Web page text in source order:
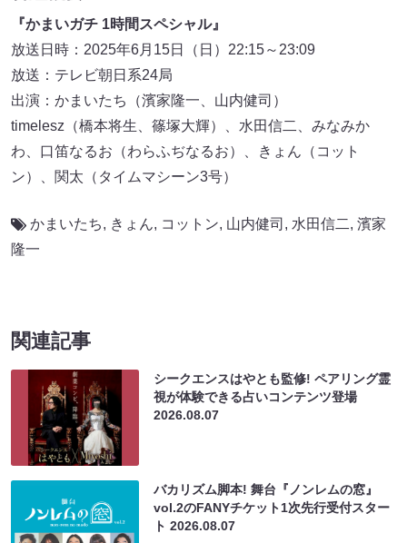
『かまいガチ 1時間スペシャル』
放送日時：2025年6月15日（日）22:15～23:09
放送：テレビ朝日系24局
出演：かまいたち（濱家隆一、山内健司）
timelesz（橋本将生、篠塚大輝）、水田信二、みなみか
わ、口笛なるお（わらふぢなるお）、きょん（コット
ン）、関太（タイムマシーン3号）
かまいたち, きょん, コットン, 山内健司 , 水田信二, 濱家
隆一
関連記事
シークエンスはやとも監修! ペアリング霊
視が体験できる占いコンテンツ登場
2026.08.07
バカリズム脚本! 舞台『ノンレムの窓』
vol.2のFANYチケット1次先行受付スター
ト2026.08.07